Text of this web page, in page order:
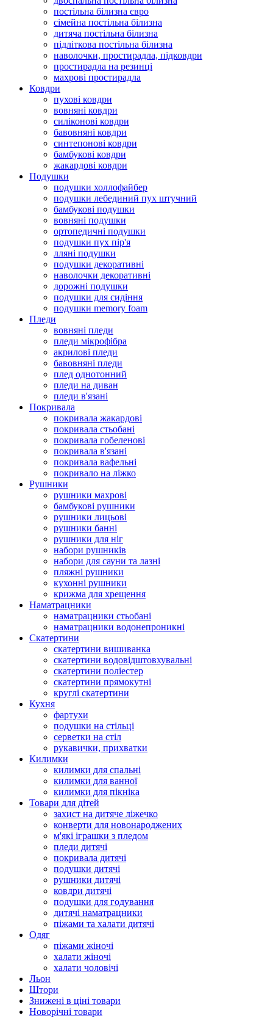
постільна білизна євро
сімейна постільна білизна
дитяча постільна білизна
підліткова постільна білизна
наволочки, простирадла, підковдри
простирадла на резинці
махрові простирадла
Ковдри
пухові ковдри
вовняні ковдри
силіконові ковдри
бавовняні ковдри
синтепонові ковдри
бамбукові ковдри
жакардові ковдри
Подушки
подушки холлофайбер
подушки лебединий пух штучний
бамбукові подушки
вовняні подушки
ортопедичні подушки
подушки пух пір'я
лляні подушки
подушки декоративні
наволочки декоративні
дорожні подушки
подушки для сидіння
подушки memory foam
Пледи
вовняні пледи
пледи мікрофібра
акрилові пледи
бавовняні пледи
плед однотонний
пледи на диван
пледи в'язані
Покривала
покривала жакардові
покривала стьобані
покривала гобеленові
покривала в'язані
покривала вафельні
покривало на ліжко
Рушники
рушники махрові
бамбукові рушники
рушники лицьові
рушники банні
рушники для ніг
набори рушників
набори для сауни та лазні
пляжні рушники
кухонні рушники
крижма для хрещення
Наматрацники
наматрацники стьобані
наматрацники водонепроникні
Скатертини
скатертини вишиванка
скатертини водовідштовхувальні
скатертини поліестер
скатертини прямокутні
круглі скатертини
Кухня
фартухи
подушки на стільці
серветки на стіл
рукавички, прихватки
Килимки
килимки для спальні
килимки для ванної
килимки для пікніка
Товари для дітей
захист на дитяче ліжечко
конверти для новонароджених
м'які іграшки з пледом
пледи дитячі
покривала дитячі
подушки дитячі
рушники дитячі
ковдри дитячі
подушки для годування
дитячі наматрацники
піжами та халати дитячі
Одяг
піжами жіночі
халати жіночі
халати чоловічі
Льон
Штори
Знижені в ціні товари
Новорічні товари